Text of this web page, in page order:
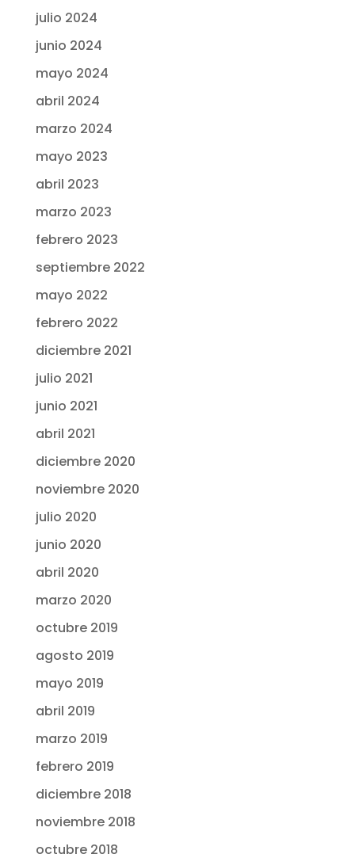
julio 2024
junio 2024
mayo 2024
abril 2024
marzo 2024
mayo 2023
abril 2023
marzo 2023
febrero 2023
septiembre 2022
mayo 2022
febrero 2022
diciembre 2021
julio 2021
junio 2021
abril 2021
diciembre 2020
noviembre 2020
julio 2020
junio 2020
abril 2020
marzo 2020
octubre 2019
agosto 2019
mayo 2019
abril 2019
marzo 2019
febrero 2019
diciembre 2018
noviembre 2018
octubre 2018